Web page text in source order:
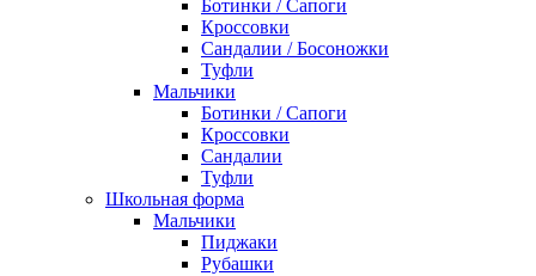
Ботинки / Сапоги
Кроссовки
Сандалии / Босоножки
Туфли
Мальчики
Ботинки / Сапоги
Кроссовки
Сандалии
Туфли
Школьная форма
Мальчики
Пиджаки
Рубашки